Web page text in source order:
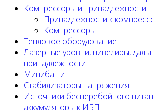
Компрессоры и принадлежности
Принадлежности к
Компрессоры
Тепловое оборудование
Лазерные уровни, нивелиры,
принадлежности
Минибагги
Стабилизаторы напряжения
Источники бесперебойного
аккумуляторы к ИБП